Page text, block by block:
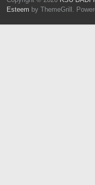
Esteem by ThemeGrill.